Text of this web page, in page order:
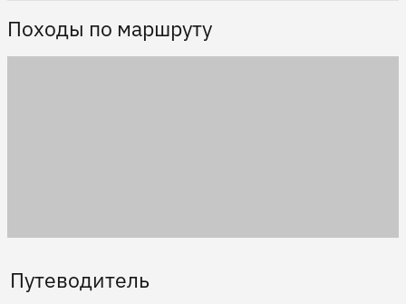
Походы по маршруту
Путеводитель